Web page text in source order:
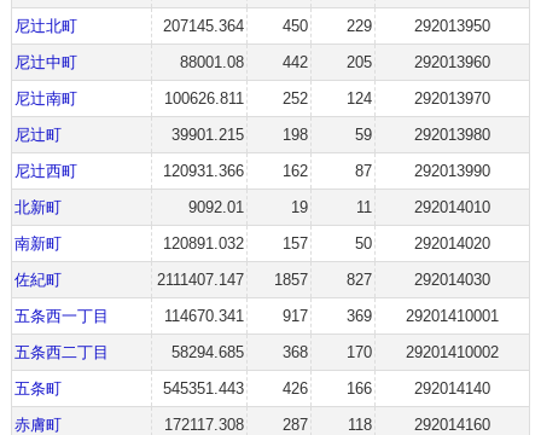
尼辻北町
207145.364 450 229
292013950
尼辻中町
88001.08 442 205
292013960
尼辻南町
100626.811 252 124
292013970
尼辻町
39901.215 198 59
292013980
尼辻西町
120931.366 162 87
292013990
北新町
9092.01 19 11
292014010
南新町
120891.032 157 50
292014020
佐紀町
2111407.147 1857 827
292014030
五条西一丁目
114670.341 917 369
29201410001
五条西二丁目
58294.685 368 170
29201410002
五条町
545351.443 426 166
292014140
赤膚町
172117.308 287 118
292014160